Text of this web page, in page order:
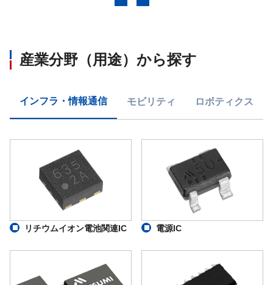
産業分野（用途）から探す
インフラ・情報通信 モビリティ ロボティクス
リチウムイオン電池関連IC 電源IC